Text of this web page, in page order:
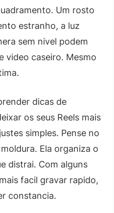
Um rosto
estranho, a luz
sem nivel podem
video caseiro. Mesmo
dicas de
os seus Reels mais
simples. Pense no
Ela organiza o
distrai. Com alguns
facil gravar rapido,
constancia.